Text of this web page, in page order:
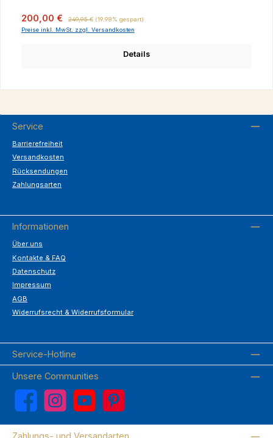
Verkaufspreis:
200,00 € 249,95 € (19.98% gespart)
Preise inkl. MwSt. zzgl. Versandkosten
Details
Service
Barrierefreiheit
Versandkosten
Rücksendungen
Zahlungsarten
Informationen
Über uns
Kontakte & FAQ
Datenschutz
Impressum
AGB
Widerrufsrecht & Widerrufsformular
Service-Hotline
Unsere Communities
Facebook Instagram YouTube Pinterest